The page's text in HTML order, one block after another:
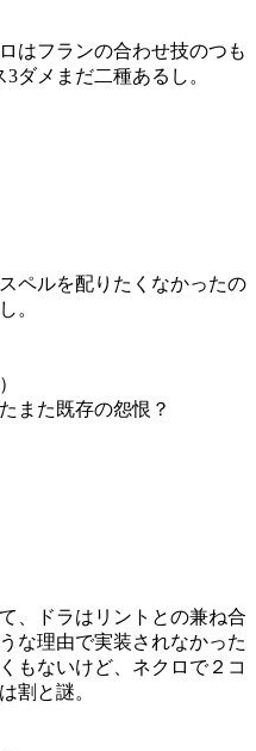
はフランの合わせ技のつも
ダメまだ二種あるし。
ペルを配りたくなかったの
。
また既存の怨恨？
、ドラはリントとの兼ね合
な理由で実装されなかった
もないけど、ネクロで２コ
割と謎。